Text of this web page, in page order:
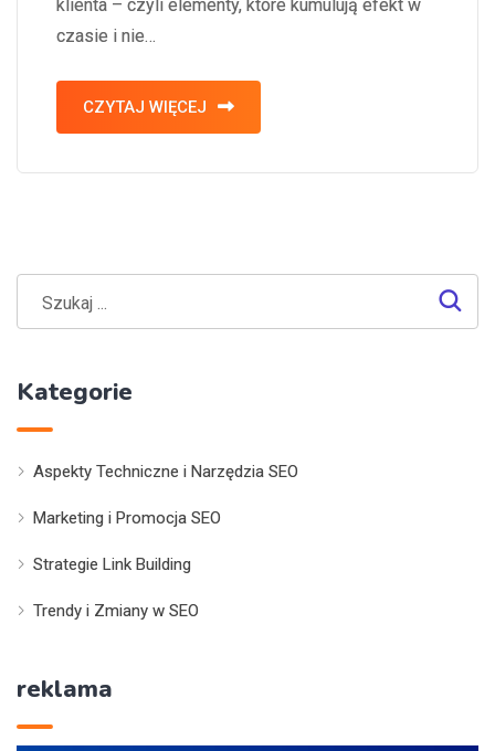
klienta – czyli elementy, które kumulują efekt w
czasie i nie…
CZYTAJ WIĘCEJ
Kategorie
Aspekty Techniczne i Narzędzia SEO
Marketing i Promocja SEO
Strategie Link Building
Trendy i Zmiany w SEO
reklama